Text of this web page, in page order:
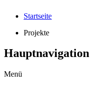
Startseite
Projekte
Hauptnavigation
Menü